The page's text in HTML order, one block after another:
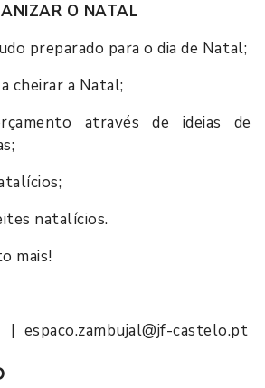
O NATAL
preparado para o dia de Natal;
cheirar a Natal;
através de ideias de
natalícios.
mais!
espaco.zambujal@jf-castelo.pt